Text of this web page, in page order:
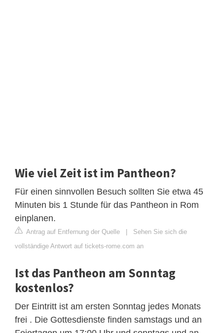
Wie viel Zeit ist im Pantheon?
Für einen sinnvollen Besuch sollten Sie etwa 45
Minuten bis 1 Stunde für das Pantheon in Rom
einplanen.
Antrag auf Entfernung der Quelle
Sehen Sie sich die
vollständige Antwort auf tickets-rome.com an
Ist das Pantheon am Sonntag
kostenlos?
Der Eintritt ist am ersten Sonntag jedes Monats
frei . Die Gottesdienste finden samstags und an